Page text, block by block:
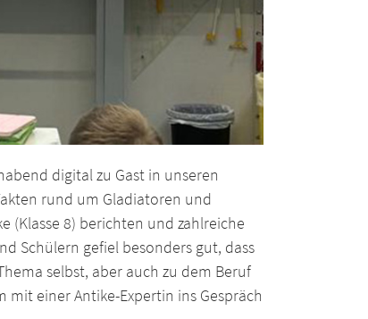
digital zu Gast in unseren
rund um Gladiatoren und
(Klasse 8) berichten und zahlreiche
Schülern gefiel besonders gut, dass
selbst, aber auch zu dem Beruf
einer Antike-Expertin ins Gespräch